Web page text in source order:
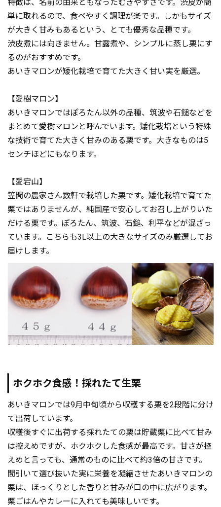
特徴は、名前の由来ともなったむきやすさです。渋皮が簡
単に取れるので、食べやすく調理が楽です。しかもサイズ
が大きく甘みもあるという、とても優秀な品種です。
渋皮煮には向きません。甘露煮や、シンプルに蒸し栗にす
るのがおすすめです。
あいきマロンが矮化栽培で育てた大きく甘い実を厳選。
【愛樹マロン】
あいきマロンではぽろたん以外の品種、筑波や石鎚などを
まとめて愛樹マロンと呼んでいます。矮化栽培という特殊
な技術で育てた大きく甘みのある栗です。大きなものは5
センチほどにもなります。
【愛宕山】
笠間の農家さん数軒で栽培した栗です。矮化栽培で育てた
栗ではありませんが、純国産で安心してお召し上がりいた
だける栗です。ぽろたん、筑波、石鎚、利平などが混ざっ
ています。こちらも3L以上の大きなサイズのみ厳選してお
届けします。
ホクホク食感！採れたて生栗
あいきマロンでは9月中旬頃から収穫する栗を2段階に分け
て出荷しています。
収穫後すぐに出荷する採れたての栗は貯蔵栗に比べて甘み
は控えめですが、ホクホクした食感が最高です。甘さが控
えめと言っても、通常のものに比べて約3倍の甘さです。
間引いて選び抜いた実に栄養を凝縮させたあいきマロンの
栗は、ほっくりとした香りと甘みが口の中に広がります。
栗ごはんやカレーに入れても美味しいです。